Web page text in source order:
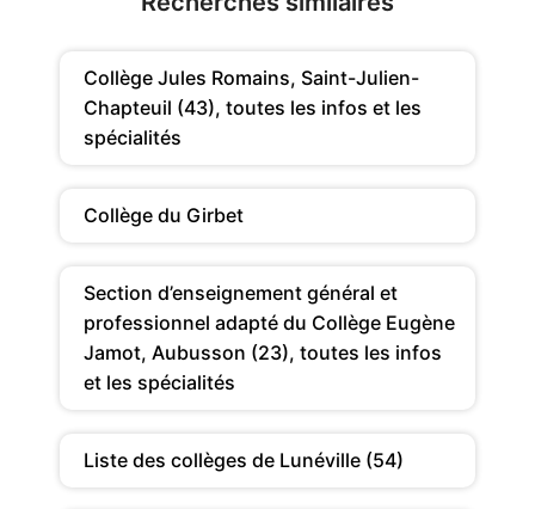
Collège Jules Romains, Saint-Julien-
Chapteuil (43), toutes les infos et les
spécialités
Collège du Girbet
Section d’enseignement général et
professionnel adapté du Collège Eugène
Jamot, Aubusson (23), toutes les infos
et les spécialités
Liste des collèges de Lunéville (54)